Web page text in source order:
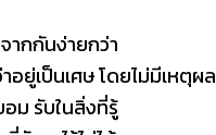
ากกันง่ายกว่า
อยู่เป็นเศษ โดยไม่มีเหตุผล
อม รับในสิ่งที่รู้